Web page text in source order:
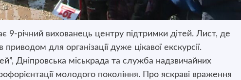
9-річний вихованець центру підтримки дітей. Лист, де
приводом для організації дуже цікавої екскурсії.
Дніпровська міськрада та служба надзвичайних
молодого покоління. Про яскраві враження